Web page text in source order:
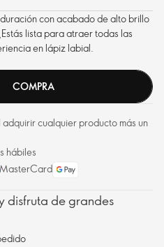
con acabado de alto brillo
lista para atraer todas las
en lápiz labial.
COMPRA
cualquier producto más un
hábiles
disfruta de grandes